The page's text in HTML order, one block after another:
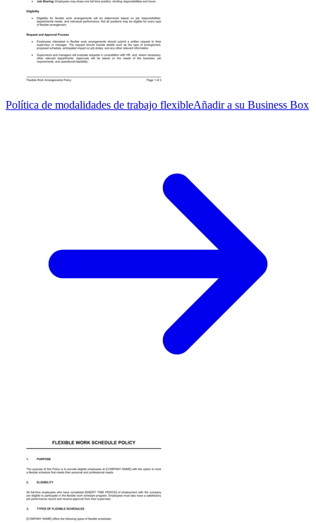
Política de modalidades de trabajo flexibleAñadir a su Business Box